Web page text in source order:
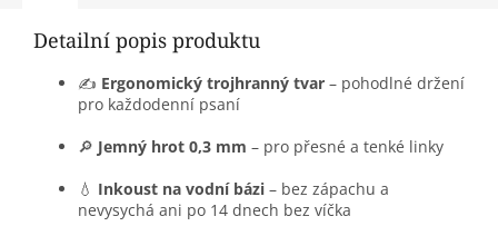
Detailní popis produktu
✍️ Ergonomický trojhranný tvar – pohodlné držení
pro každodenní psaní
🔎 Jemný hrot 0,3 mm – pro přesné a tenké linky
💧 Inkoust na vodní bázi – bez zápachu a
nevysychá ani po 14 dnech bez víčka